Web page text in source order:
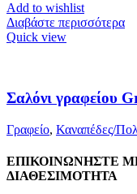
Add to wishlist
Διαβάστε περισσότερα
Quick view
Σαλόνι γραφείου
Γραφείο, Καναπέδες/
ΕΠΙΚΟΙΝΩΝΗΣΤΕ
ΔΙΑΘΕΣΙΜΟΤΗΤΑ